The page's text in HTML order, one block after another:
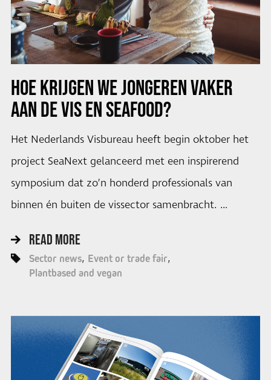
HOE KRIJGEN WE JONGEREN VAKER
AAN DE VIS EN SEAFOOD?
Het Nederlands Visbureau heeft begin oktober het
project SeaNext gelanceerd met een inspirerend
symposium dat zo’n honderd professionals van
binnen én buiten de vissector samenbracht. …
READ MORE
Sector news Event or trade fair
Plantbased and vegan